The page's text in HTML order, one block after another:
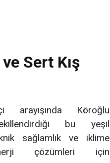
Sert Kış
arayışında Köroğlu
bu yeşil
sağlamlık ve iklime
çözümleri için